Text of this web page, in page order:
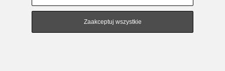
Pokaż pełną wersję strony
Sklep internetowy Shoper.pl
Zaakceptuj wszystkie